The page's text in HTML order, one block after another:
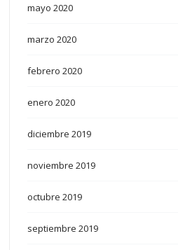
mayo 2020
marzo 2020
febrero 2020
enero 2020
diciembre 2019
noviembre 2019
octubre 2019
septiembre 2019